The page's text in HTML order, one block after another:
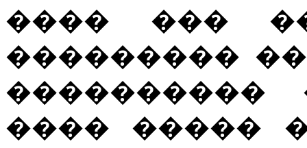
���� ���
���������
���� �����